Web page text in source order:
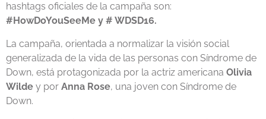
hashtags oficiales de la campaña son:
#HowDoYouSeeMe y # WDSD16.
La campaña, orientada a normalizar la visión social
generalizada de la vida de las personas con Síndrome de
Down, está protagonizada por la actriz americana Olivia
Wilde y por Anna Rose, una joven con Síndrome de
Down.